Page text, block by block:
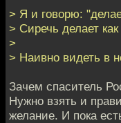
> Я и говорю:
> Сиречь делает
>
> Наивно видеть в
Зачем спаситель
Нужно взять и
желание. И пока